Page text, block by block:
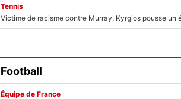
Tennis
Football
Équipe de France